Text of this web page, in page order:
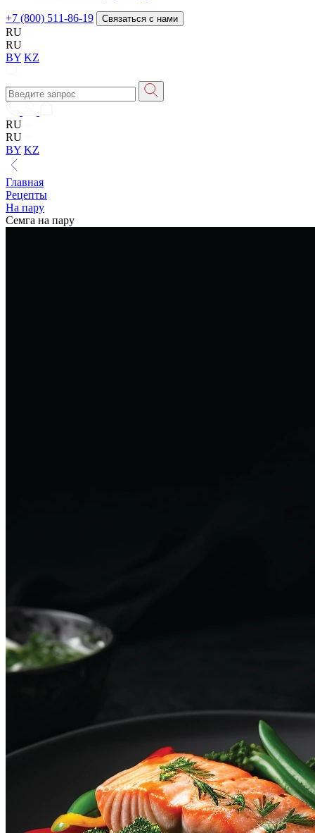
+7 (800) 511-86-19 Связаться с нами
RU
RU
BY KZ
RU
RU
BY KZ
Главная
Рецепты
На пару
Семга на пару